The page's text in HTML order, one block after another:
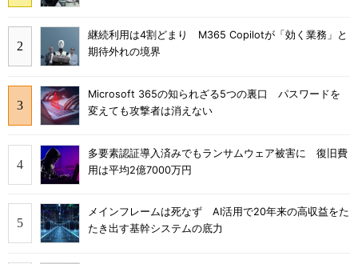
継続利用は4割どまり M365 Copilotが「効く業務」と
期待外れの境界
Microsoft 365の知られざる5つの裏口 パスワードを
変えても攻撃者は消えない
多要素認証導入済みでもランサムウェア被害に 復旧費
用は平均2億7000万円
メインフレームは死なず AI活用で20年来の高収益をた
たき出す基幹システムの底力